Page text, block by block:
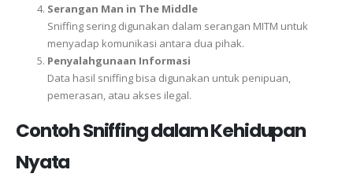
Serangan Man in The Middle
Sniffing sering digunakan dalam serangan MITM untuk
menyadap komunikasi antara dua pihak.
Penyalahgunaan Informasi
Data hasil sniffing bisa digunakan untuk penipuan,
pemerasan, atau akses ilegal.
Contoh Sniffing dalam Kehidupan
Nyata